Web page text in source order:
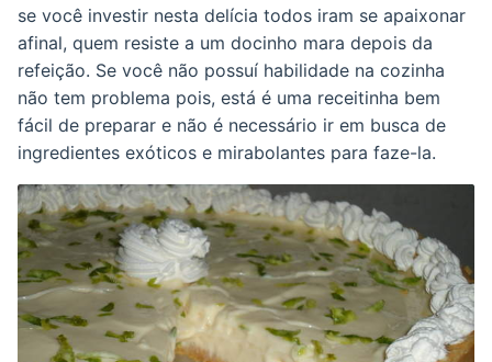
se você investir nesta delícia todos iram se apaixonar
afinal, quem resiste a um docinho mara depois da
refeição. Se você não possuí habilidade na cozinha
não tem problema pois, está é uma receitinha bem
fácil de preparar e não é necessário ir em busca de
ingredientes exóticos e mirabolantes para faze-la.